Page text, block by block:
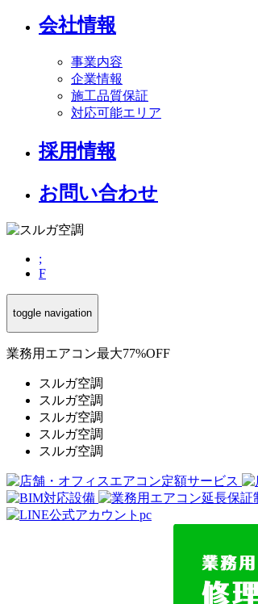
会社情報
事業内容
企業情報
施工品質保証
対応可能エリア
採用情報
お問い合わせ
;
F
toggle navigation
業務用エアコン最大77%OFF
スルガ空調
スルガ空調
スルガ空調
スルガ空調
スルガ空調